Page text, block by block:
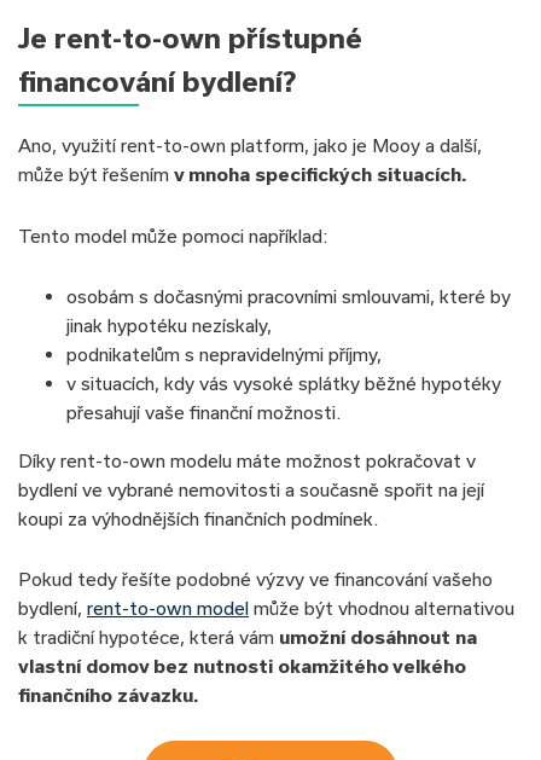
Je rent-to-own přístupné
financování bydlení?
Ano, využití rent-to-own platform, jako je Mooy a další,
může být řešením v mnoha specifických situacích.
Tento model může pomoci například:
osobám s dočasnými pracovními smlouvami, které by
jinak hypotéku nezískaly,
podnikatelům s nepravidelnými příjmy,
v situacích, kdy vás vysoké splátky běžné hypotéky
přesahují vaše finanční možnosti.
Díky rent-to-own modelu máte možnost pokračovat v
bydlení ve vybrané nemovitosti a současně spořit na její
koupi za výhodnějších finančních podmínek.
Pokud tedy řešíte podobné výzvy ve financování vašeho
bydlení, rent-to-own model může být vhodnou alternativou
k tradiční hypotéce, která vám umožní dosáhnout na
vlastní domov bez nutnosti okamžitého velkého
finančního závazku.